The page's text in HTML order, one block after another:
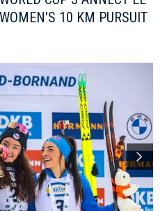
10 KM PURSUIT